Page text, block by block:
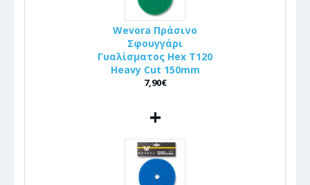
Wevora Πράσινο
Σφουγγάρι
Γυαλίσματος Hex T120
Heavy Cut 150mm
7,90€
+